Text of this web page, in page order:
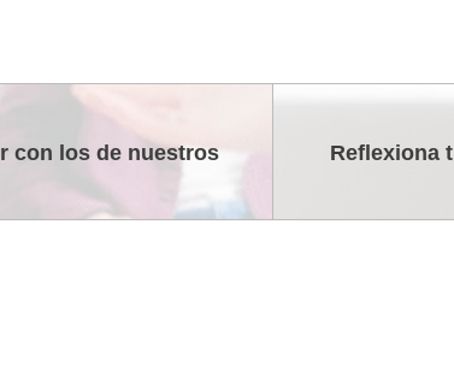
con los de nuestros
Reflexiona